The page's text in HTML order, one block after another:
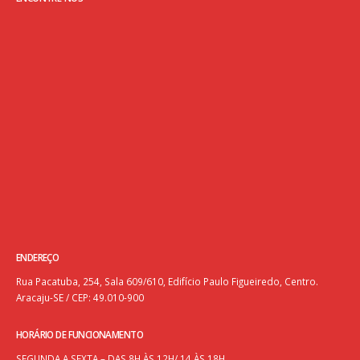
ENDEREÇO
Rua Pacatuba, 254, Sala 609/610, Edifício Paulo Figueiredo, Centro.
Aracaju-SE / CEP: 49.010-900
HORÁRIO DE FUNCIONAMENTO